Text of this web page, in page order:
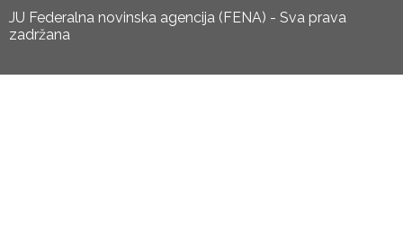
JU Federalna novinska agencija (FENA) - Sva prava
zadržana